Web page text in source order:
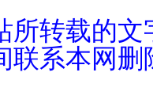
所转载的
联系本网删